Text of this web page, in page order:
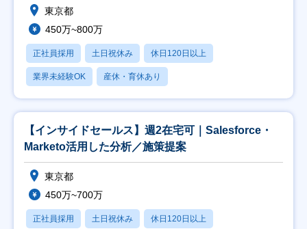
東京都
450万~800万
正社員採用 土日祝休み 休日120日以上
業界未経験OK 産休・育休あり
【インサイドセールス】週2在宅可｜Salesforce・
Marketo活用した分析／施策提案
東京都
450万~700万
正社員採用 土日祝休み 休日120日以上